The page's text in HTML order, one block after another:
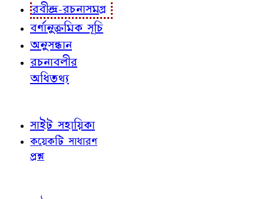
রবীন্দ্র-রচনাসমগ্র
বর্ণানুক্রমিক সূচি
অনুসন্ধান
রচনাবলীর
অধিতথ্য
সাইট সহায়িকা
কয়েকটি সাধারণ
প্রশ্ন